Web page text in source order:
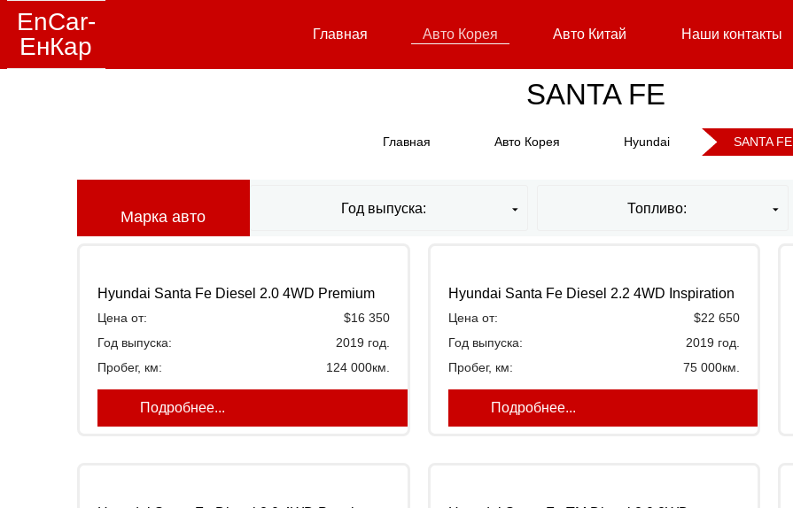
EnCar-
ЕнКар
Главная Авто Корея Авто Китай Наши контакты
SANTA FE
Главная Авто Корея Hyundai SANTA FE
Марка авто Год выпуска: Топливо:
Hyundai Santa Fe Diesel 2.0 4WD Premium
Цена от:
$16 350
Год выпуска:
2019 год.
Пробег, км:
124 000км.
Подробнее...
Hyundai Santa Fe Diesel 2.2 4WD Inspiration
Цена от:
$22 650
Год выпуска:
2019 год.
Пробег, км:
75 000км.
Подробнее...